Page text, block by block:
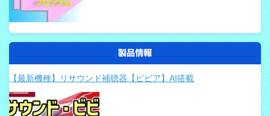
製品情報
【最新機種】リサウンド補聴器【ビビア】AI搭載